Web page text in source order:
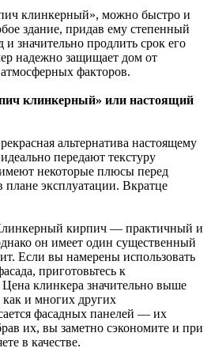
клинкерный», можно быстро и
здание, придав ему степенный
значительно продлить срок его
надежно защищает дом от
факторов.
клинкерный» или настоящий
альтернатива настоящему
передают текстуру
некоторые плюсы перед
эксплуатации. Вкратце
кирпич — практичный и
он имеет один существенный
Если вы намерены использовать
приготовьтесь к
клинкера значительно выше
и многих других
фасадных панелей — их
их, вы заметно сэкономите и при
в качестве.